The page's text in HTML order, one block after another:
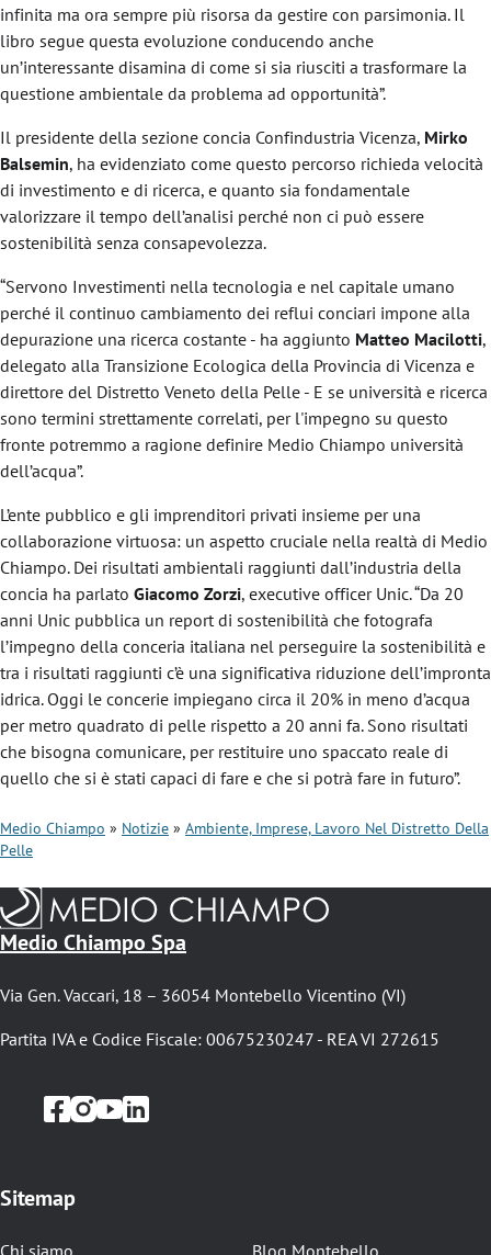
infinita ma ora sempre più risorsa da gestire con parsimonia. Il
libro segue questa evoluzione conducendo anche
un’interessante disamina di come si sia riusciti a trasformare la
questione ambientale da problema ad opportunità”.
Il presidente della sezione concia Confindustria Vicenza, Mirko
Balsemin, ha evidenziato come questo percorso richieda velocità
di investimento e di ricerca, e quanto sia fondamentale
valorizzare il tempo dell’analisi perché non ci può essere
sostenibilità senza consapevolezza.
“Servono Investimenti nella tecnologia e nel capitale umano
perché il continuo cambiamento dei reflui conciari impone alla
depurazione una ricerca costante - ha aggiunto Matteo Macilotti,
delegato alla Transizione Ecologica della Provincia di Vicenza e
direttore del Distretto Veneto della Pelle - E se università e ricerca
sono termini strettamente correlati, per l'impegno su questo
fronte potremmo a ragione definire Medio Chiampo università
dell’acqua”.
L’ente pubblico e gli imprenditori privati insieme per una
collaborazione virtuosa: un aspetto cruciale nella realtà di Medio
Chiampo. Dei risultati ambientali raggiunti dall’industria della
concia ha parlato Giacomo Zorzi, executive officer Unic. “Da 20
anni Unic pubblica un report di sostenibilità che fotografa
l’impegno della conceria italiana nel perseguire la sostenibilità e
tra i risultati raggiunti c’è una significativa riduzione dell’impronta
idrica. Oggi le concerie impiegano circa il 20% in meno d’acqua
per metro quadrato di pelle rispetto a 20 anni fa. Sono risultati
che bisogna comunicare, per restituire uno spaccato reale di
quello che si è stati capaci di fare e che si potrà fare in futuro”.
B
r
i
i
o
i
p
Medio Chiampo Notizie
Ambiente, Imprese, Lavoro Nel Distretto Della
Pelle
Medio Chiampo Spa
Via Gen. Vaccari, 18 – 36054 Montebello Vicentino (VI)
Partita IVA e Codice Fiscale: 00675230247 - REA VI 272615
Sitemap
Chi siamo Blog Montebello